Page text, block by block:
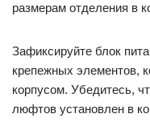
размерам отделения в
Зафиксируйте блок
крепежных элементов,
корпусом. Убедитесь,
люфтов установлен в